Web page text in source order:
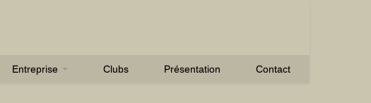
Entreprise Clubs Présentation Contact